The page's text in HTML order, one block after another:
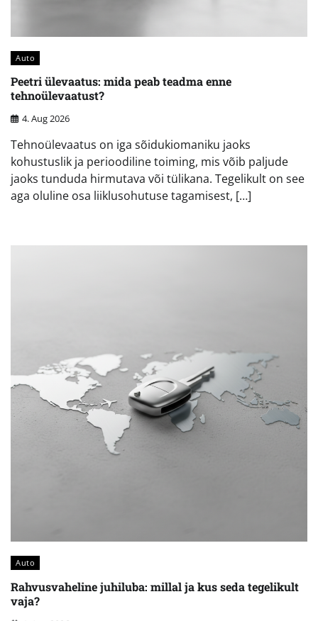
Auto
Peetri ülevaatus: mida peab teadma enne
tehnoülevaatust?
4. Aug 2026
Tehnoülevaatus on iga sõidukiomaniku jaoks
kohustuslik ja perioodiline toiming, mis võib paljude
jaoks tunduda hirmutava või tülikana. Tegelikult on see
aga oluline osa liiklusohutuse tagamisest, […]
Auto
Rahvusvaheline juhiluba: millal ja kus seda tegelikult
vaja?